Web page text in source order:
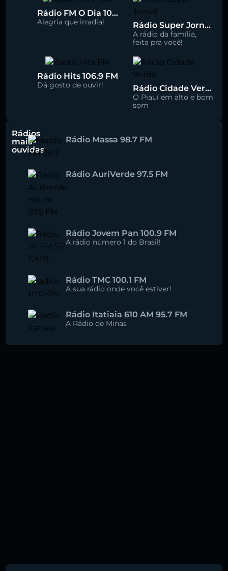
Rádio FM O Dia 100.5
Alegria que irradia! Rádio Super Jornal 105.7 FM
A rádio da família,
feita pra você!
Rádio Hits 106.9 FM
Dá gosto de ouvir! Rádio Cidade Verde 93.5 FM
O Piauí em alto e bom
som
Rádios
mais
ouvidas
Rádio Massa 98.7 FM
Rádio AuriVerde 97.5 FM
Rádio Jovem Pan 100.9 FM
A rádio número 1 do Brasil!
Rádio TMC 100.1 FM
A sua rádio onde você estiver!
Rádio Itatiaia 610 AM 95.7 FM
A Rádio de Minas